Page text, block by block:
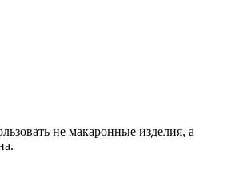
не макаронные изделия, а